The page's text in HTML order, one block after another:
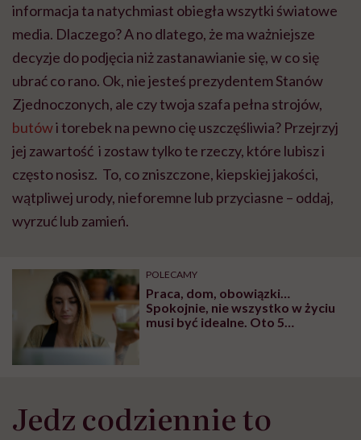
informacja ta natychmiast obiegła wszytki światowe
media. Dlaczego? A no dlatego, że ma ważniejsze
decyzje do podjęcia niż zastanawianie się, w co się
ubrać co rano. Ok, nie jesteś prezydentem Stanów
Zjednoczonych, ale czy twoja szafa pełna strojów,
butówi torebek na pewno cię uszczęśliwia? Przejrzyj
jej zawartość i zostaw tylko te rzeczy, które lubisz i
często nosisz. To, co zniszczone, kiepskiej jakości,
wątpliwej urody, nieforemne lub przyciasne – oddaj,
wyrzuć lub zamień.
POLECAMY
Praca, dom, obowiązki…
Spokojnie, nie wszystko w życiu
musi być idealne. Oto 5
Jedz codziennie to